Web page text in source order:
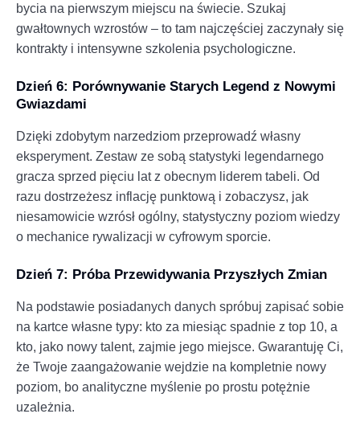
bycia na pierwszym miejscu na świecie. Szukaj
gwałtownych wzrostów – to tam najczęściej zaczynały się
kontrakty i intensywne szkolenia psychologiczne.
Dzień 6: Porównywanie Starych Legend z Nowymi
Gwiazdami
Dzięki zdobytym narzedziom przeprowadź własny
eksperyment. Zestaw ze sobą statystyki legendarnego
gracza sprzed pięciu lat z obecnym liderem tabeli. Od
razu dostrzeżesz inflację punktową i zobaczysz, jak
niesamowicie wzrósł ogólny, statystyczny poziom wiedzy
o mechanice rywalizacji w cyfrowym sporcie.
Dzień 7: Próba Przewidywania Przyszłych Zmian
Na podstawie posiadanych danych spróbuj zapisać sobie
na kartce własne typy: kto za miesiąc spadnie z top 10, a
kto, jako nowy talent, zajmie jego miejsce. Gwarantuję Ci,
że Twoje zaangażowanie wejdzie na kompletnie nowy
poziom, bo analityczne myślenie po prostu potężnie
uzależnia.